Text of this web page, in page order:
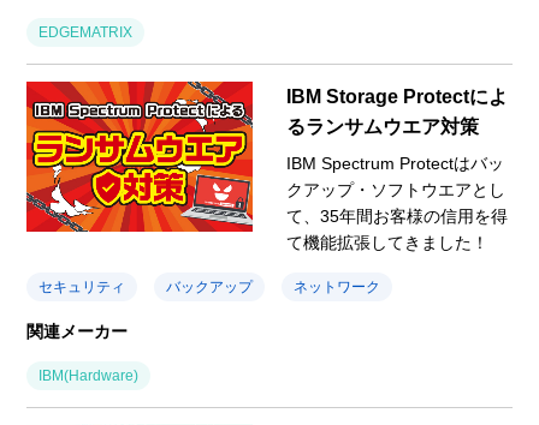
EDGEMATRIX
IBM Storage Protectによ
るランサムウエア対策
IBM Spectrum Protectはバッ
クアップ・ソフトウエアとし
て、35年間お客様の信用を得
て機能拡張してきました！
セキュリティ バックアップ ネットワーク
関連メーカー
IBM(Hardware)